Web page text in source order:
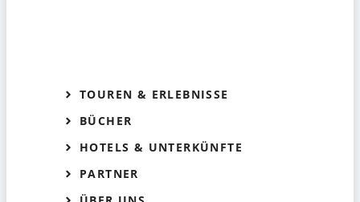
TOUREN & ERLEBNISSE
BÜCHER
HOTELS & UNTERKÜNFTE
PARTNER